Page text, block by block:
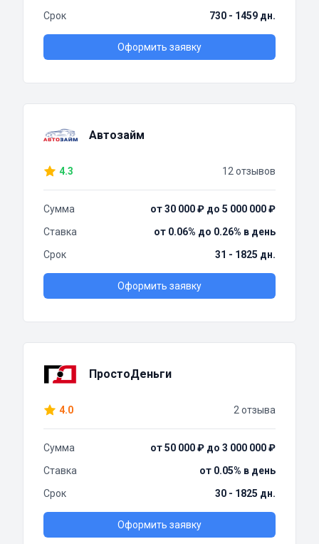
Срок
730 - 1459 дн.
Оформить заявку
Автозайм
4.3 12 отзывов
Сумма
от 30 000 ₽ до 5 000 000 ₽
Ставка
от 0.06% до 0.26% в день
Срок
31 - 1825 дн.
Оформить заявку
ПростоДеньги
4.0 2 отзыва
Сумма
от 50 000 ₽ до 3 000 000 ₽
Ставка
от 0.05% в день
Срок
30 - 1825 дн.
Оформить заявку